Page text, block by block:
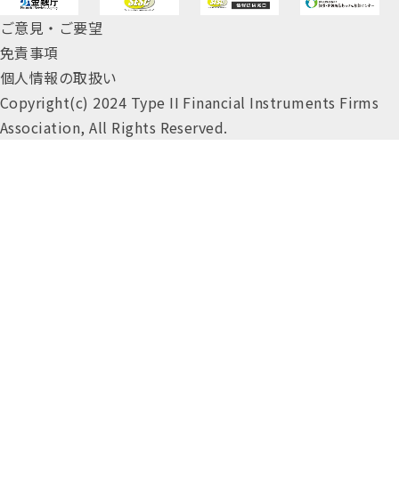
ご意見・ご要望
免責事項
個人情報の取扱い
Copyright(c) 2024 Type II Financial Instruments Firms
Association, All Rights Reserved.